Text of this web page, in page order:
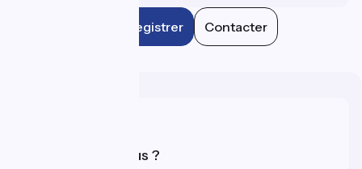
Enregistrer Contacter
Qui sommes-nous ?